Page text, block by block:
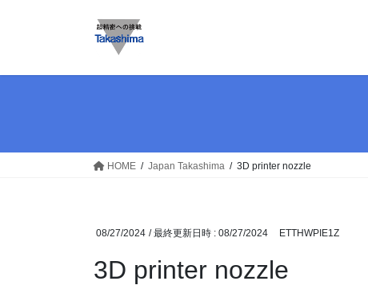
HOME Japan Takashima 3D printer nozzle
08/27/2024 / 最終更新日時 : 08/27/2024 ETTHWPIE1Z
3D printer nozzle